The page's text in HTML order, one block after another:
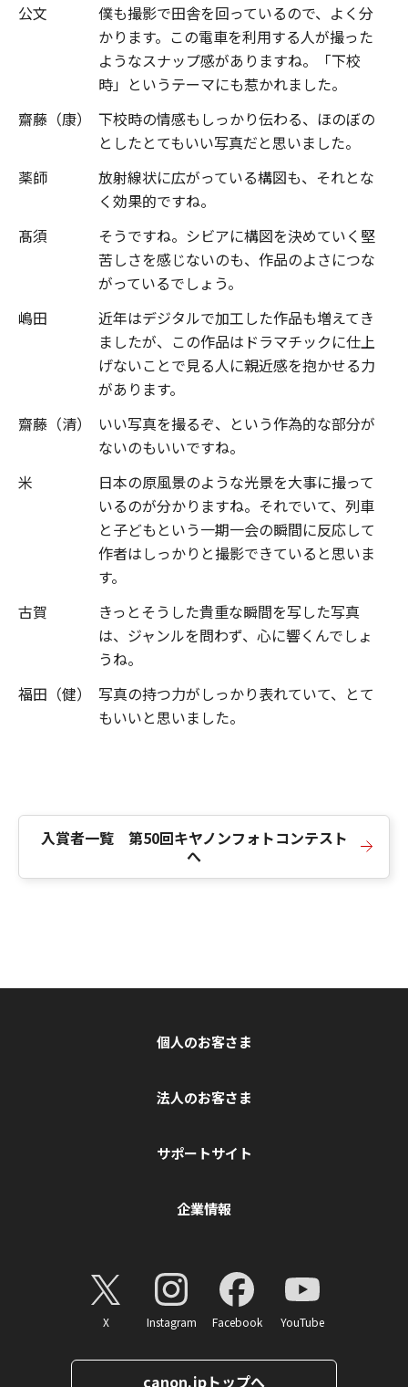
公文
僕も撮影で田舎を回っているので、よく分
かります。この電車を利用する人が撮った
ようなスナップ感がありますね。「下校
時」というテーマにも惹かれました。
齋藤（康）
下校時の情感もしっかり伝わる、ほのぼの
としたとてもいい写真だと思いました。
薬師
放射線状に広がっている構図も、それとな
く効果的ですね。
髙須
そうですね。シビアに構図を決めていく堅
苦しさを感じないのも、作品のよさにつな
がっているでしょう。
嶋田
近年はデジタルで加工した作品も増えてき
ましたが、この作品はドラマチックに仕上
げないことで見る人に親近感を抱かせる力
があります。
齋藤（清）
いい写真を撮るぞ、という作為的な部分が
ないのもいいですね。
米
日本の原風景のような光景を大事に撮って
いるのが分かりますね。それでいて、列車
と子どもという一期一会の瞬間に反応して
作者はしっかりと撮影できていると思いま
す。
古賀
きっとそうした貴重な瞬間を写した写真
は、ジャンルを問わず、心に響くんでしょ
うね。
福田（健）
写真の持つ力がしっかり表れていて、とて
もいいと思いました。
入賞者一覧 第50回キヤノンフォトコンテスト
へ
個人のお客さま
法人のお客さま
サポートサイト
企業情報
X Instagram Facebook YouTube
canon.jpトップへ